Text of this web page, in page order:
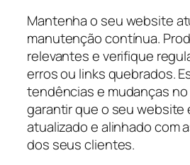
Mantenha o seu website
manutenção contínua.
relevantes e verifique
erros ou links quebrados.
tendências e mudanças
garantir que o seu website
atualizado e alinhado com
dos seus clientes.